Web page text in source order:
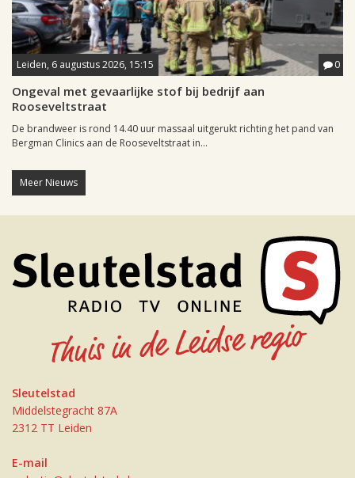
Leiden, 6 augustus 2026, 15:15 0
Ongeval met gevaarlijke stof bij bedrijf aan
Rooseveltstraat
De brandweer is rond 14.40 uur massaal uitgerukt richting het pand van
Bergman Clinics aan de Rooseveltstraat in...
Meer Nieuws
Sleutelstad
Middelstegracht 87A
2312 TT Leiden
E-mail